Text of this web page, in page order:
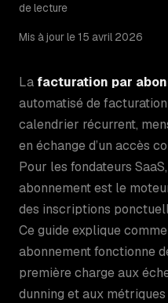
de lecture
Mis à jour le 15 avril 2026
La facturation par
automatisé de
calendrier récurrent,
en échange d’un accès
Pour les fondateurs
abonnement est le
des inscriptions
Ce guide explique
abonnement fonctionne
première charge aux
dunning et aux